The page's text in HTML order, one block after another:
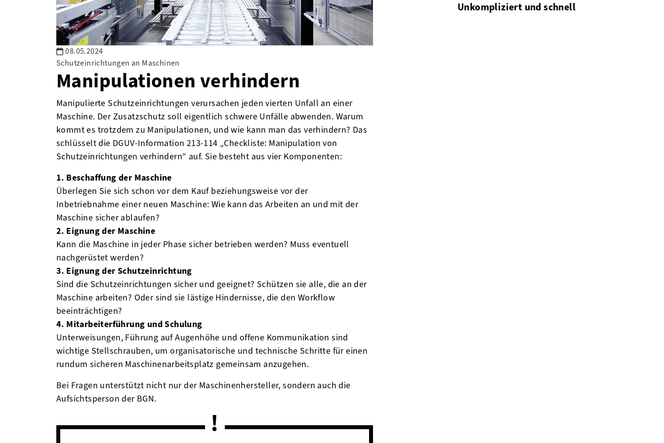
08.05.2024
Schutzeinrichtungen an Maschinen
Manipulationen verhindern
Manipulierte Schutzeinrichtungen verursachen jeden vierten Unfall an einer
Maschine. Der Zusatzschutz soll eigentlich schwere Unfälle abwenden. Warum
kommt es trotzdem zu Manipulationen, und wie kann man das verhindern? Das
schlüsselt die DGUV-Information 213-114 „Checkliste: Manipulation von
Schutzeinrichtungen verhindern“ auf. Sie besteht aus vier Komponenten:
1. Beschaffung der Maschine
Überlegen Sie sich schon vor dem Kauf beziehungsweise vor der
Inbetriebnahme einer neuen Maschine: Wie kann das Arbeiten an und mit der
Maschine sicher ablaufen?
2. Eignung der Maschine
Kann die Maschine in jeder Phase sicher betrieben werden? Muss eventuell
nachgerüstet werden?
3. Eignung der Schutzeinrichtung
Sind die Schutzeinrichtungen sicher und geeignet? Schützen sie alle, die an der
Maschine arbeiten? Oder sind sie lästige Hindernisse, die den Workflow
beeinträchtigen?
4. Mitarbeiterführung und Schulung
Unterweisungen, Führung auf Augenhöhe und offene Kommunikation sind
wichtige Stellschrauben, um organisatorische und technische Schritte für einen
rundum sicheren Maschinenarbeitsplatz gemeinsam anzugehen.
Bei Fragen unterstützt nicht nur der Maschinenhersteller, sondern auch die
Aufsichtsperson der BGN.
Unkompliziert und schnell